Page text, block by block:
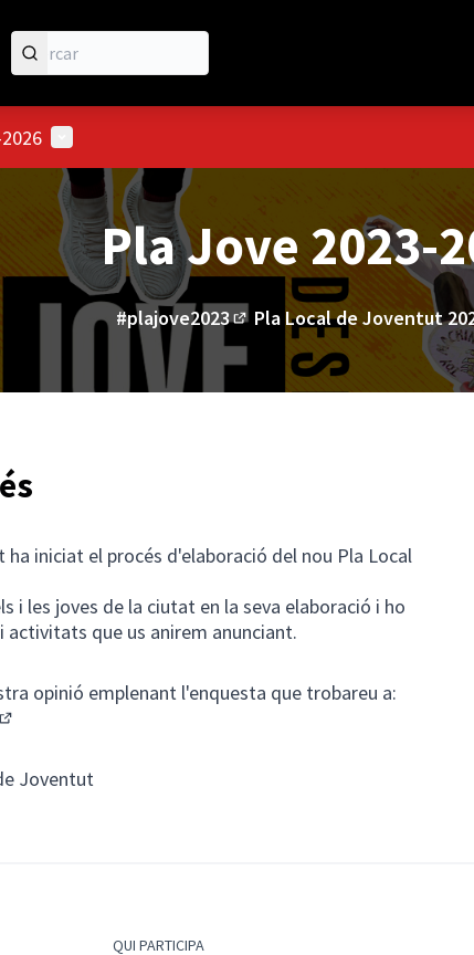
Menú d'usuari
Pla Jove 2023-
#plajove2023
(Enllaç extern)
Pla Local de Joventut
iniciat el procés d'elaboració del nou Pla Local
i les joves de la ciutat en la seva elaboració i ho
que us anirem anunciant.
opinió emplenant l'enquesta que trobareu a:
Joventut
QUI PARTICIPA